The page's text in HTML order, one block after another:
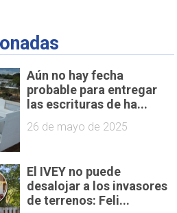
Aún no hay fecha
probable para entregar
las escrituras de ha...
26 de mayo de 2025
El IVEY no puede
desalojar a los invasores
de terrenos: Feli...